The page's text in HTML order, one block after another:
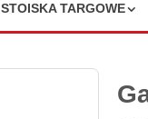
STOISKA TARGOWE